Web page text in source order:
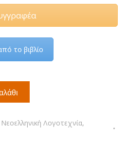
το βιβλίο
Νεοελληνική Λογοτεχνία,